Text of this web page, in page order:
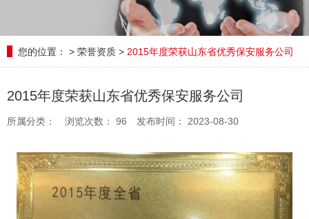
您的位置： > 荣誉资质 > 2015年度荣获山东省优秀保安服务公司
2015年度荣获山东省优秀保安服务公司
所属分类： 浏览次数： 96 发布时间： 2023-08-30